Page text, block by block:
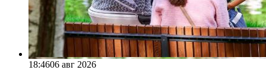
18:4606 авг 2026